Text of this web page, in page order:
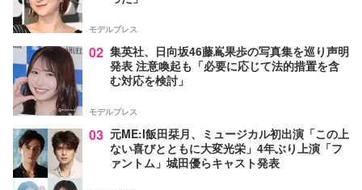
モデルプレス
02 集英社、日向坂46藤嶌果歩の写真集を巡り声明
発表 注意喚起も「必要に応じて法的措置を含
む対応を検討」
モデルプレス
03 元ME:I飯田栞月、ミュージカル初出演「この上
ない喜びとともに大変光栄」4年ぶり上演「フ
ァントム」城田優らキャスト発表